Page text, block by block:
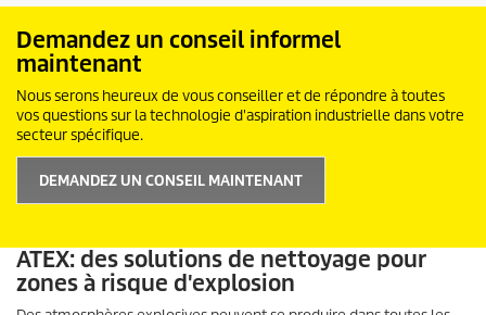
.
Demandez un conseil informel
maintenant
Nous serons heureux de vous conseiller et de répondre à toutes
vos questions sur la technologie d'aspiration industrielle dans votre
secteur spécifique.
DEMANDEZ UN CONSEIL MAINTENANT
ATEX: des solutions de nettoyage pour
zones à risque d'explosion